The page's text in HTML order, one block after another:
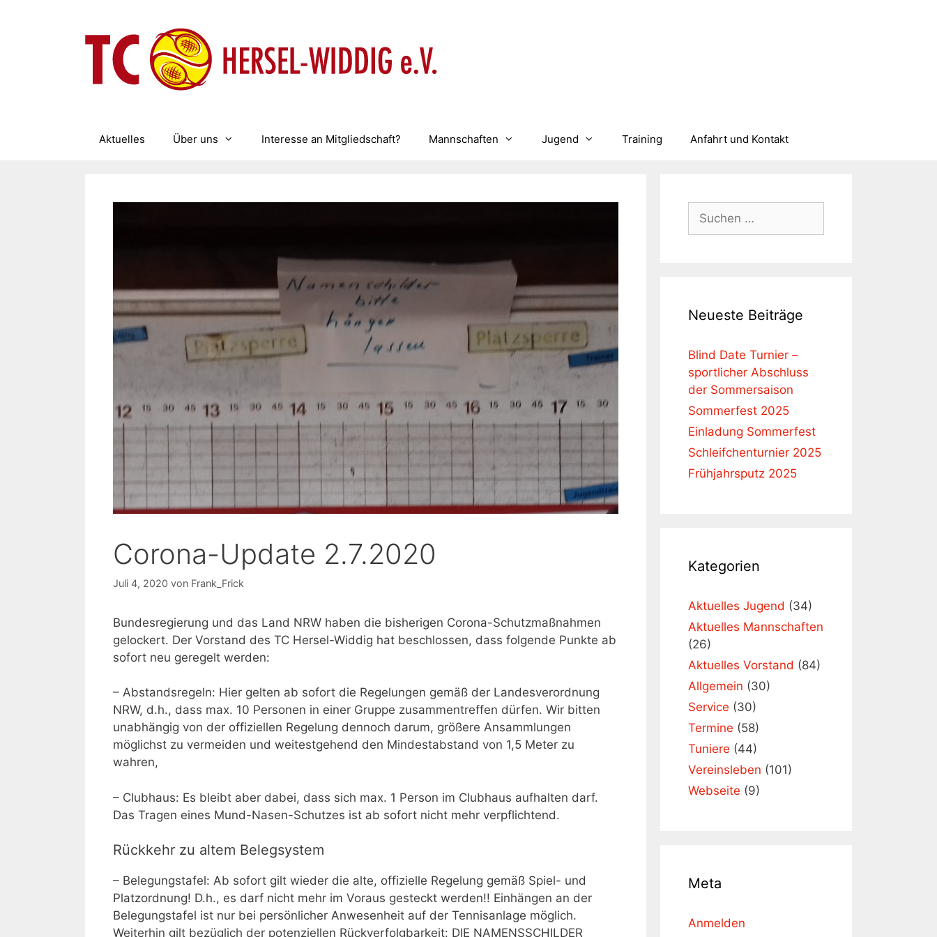
Aktuelles Über uns Interesse an Mitgliedschaft? Mannschaften Jugend Training Anfahrt und Kontakt
Corona-Update 2.7.2020
Juli 4, 2020 von Frank_Frick
Bundesregierung und das Land NRW haben die bisherigen Corona-Schutzmaßnahmen
gelockert. Der Vorstand des TC Hersel-Widdig hat beschlossen, dass folgende Punkte ab
sofort neu geregelt werden:
– Abstandsregeln: Hier gelten ab sofort die Regelungen gemäß der Landesverordnung
NRW, d.h., dass max. 10 Personen in einer Gruppe zusammentreffen dürfen. Wir bitten
unabhängig von der offiziellen Regelung dennoch darum, größere Ansammlungen
möglichst zu vermeiden und weitestgehend den Mindestabstand von 1,5 Meter zu
wahren,
– Clubhaus: Es bleibt aber dabei, dass sich max. 1 Person im Clubhaus aufhalten darf.
Das Tragen eines Mund-Nasen-Schutzes ist ab sofort nicht mehr verpflichtend.
Rückkehr zu altem Belegsystem
– Belegungstafel: Ab sofort gilt wieder die alte, offizielle Regelung gemäß Spiel- und
Platzordnung! D.h., es darf nicht mehr im Voraus gesteckt werden!! Einhängen an der
Belegungstafel ist nur bei persönlicher Anwesenheit auf der Tennisanlage möglich.
Weiterhin gilt bezüglich der potenziellen Rückverfolgbarkeit: DIE NAMENSSCHILDER
Suchen
nach:
Neueste Beiträge
Blind Date Turnier –
sportlicher Abschluss
der Sommersaison
Sommerfest 2025
Einladung Sommerfest
Schleifchenturnier 2025
Frühjahrsputz 2025
Kategorien
Aktuelles Jugend (34)
Aktuelles Mannschaften
(26)
Aktuelles Vorstand (84)
Allgemein (30)
Service (30)
Termine (58)
Tuniere (44)
Vereinsleben (101)
Webseite (9)
Meta
Anmelden